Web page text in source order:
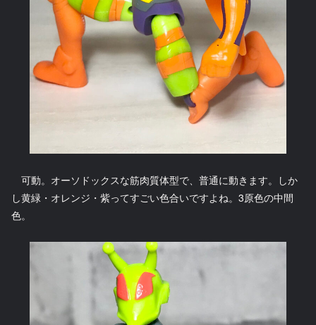
可動。オーソドックスな筋肉質体型で、普通に動きます。しか
し黄緑・オレンジ・紫ってすごい色合いですよね。3原色の中間
色。